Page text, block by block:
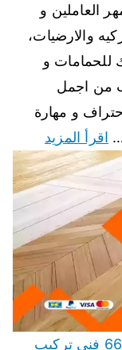
العاملين و
والارضيات،
للحمامات و
من اجمل
و مهارة
اقرأ المزيد
معلم تركيب باركيه السالمي 66447375 فني تركيب